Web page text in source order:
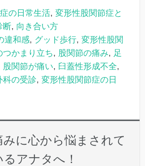
の日常生活, 変形性股関節症と
断, 向き合い方
違和感, グッド歩行, 変形性股関
つかまり立ち, 股関節の痛み, 足
股関節が痛い, 臼蓋性形成不全,
科の受診, 変形性股関節症の日
みに心から悩まされて
るアナタへ！